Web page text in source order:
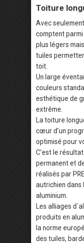
Toiture
Avec
comptent
plus légers
tuiles
toit.
Un large
couleurs
esthétique de
extrême.
La toiture
cœur d’un
optimisé pour
C’est le
permanent et
réalisés par
autrichien dans
aluminium.
Les alliages
produits en
la norme
des tuiles,